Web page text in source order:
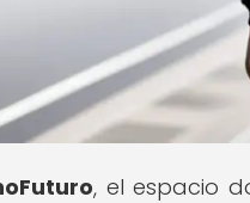
, el espacio